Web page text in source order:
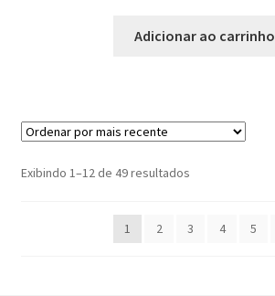
Adicionar ao carrinho
Exibindo 1–12 de 49 resultadosClassificado
recente
1 2 3 4 5